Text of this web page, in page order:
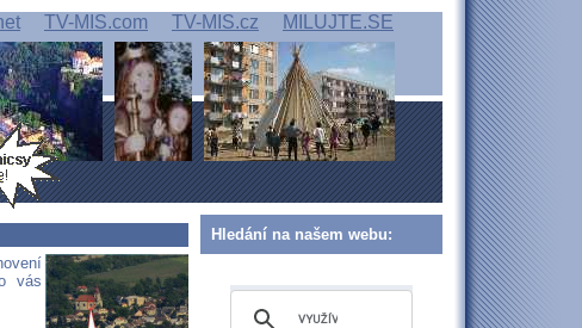
TV-MIS.com TV-MIS.cz MILUJTE.SE
vás
Hledání na našem webu: